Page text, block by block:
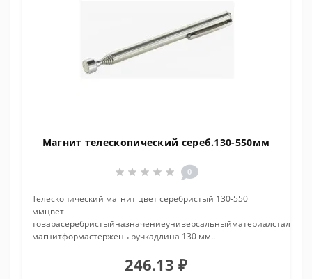
Магнит телескопический сереб.130-550мм
0
Телескопический магнит цвет серебристый 130-550
ммцвет
товарасеребристыйназначениеуниверсальныйматериалсталь,
магнитформастержень ручкадлина 130 мм..
246.13 ₽